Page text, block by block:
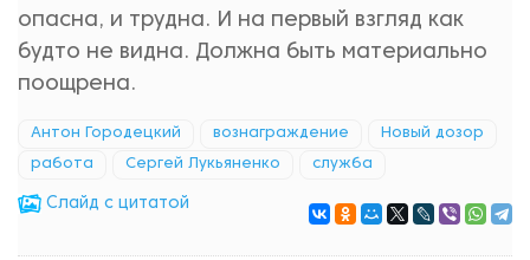
опасна, и трудна. И на первый взгляд как
будто не видна. Должна быть материально
поощрена.
Антон Городецкий вознаграждение Новый дозор
работа Сергей Лукьяненко служба
Cлайд с цитатой